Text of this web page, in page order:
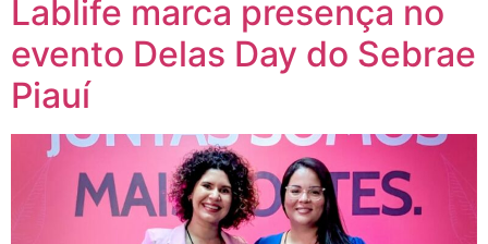
Lablife marca presença no
evento Delas Day do Sebrae
Piauí